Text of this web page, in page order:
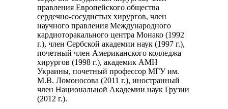
правления Европейского общества
сердечно-сосудистых хирургов, член
научного правления Международного
кардиоторакального центра Монако (1992
г.), член Сербской академии наук (1997 г.),
почетный член Американского колледжа
хирургов (1998 г.), академик АМН
Украины, почетный профессор МГУ им.
М.В. Ломоносова (2011 г.), иностранный
член Национальной Академии наук Грузии
(2012 г.).